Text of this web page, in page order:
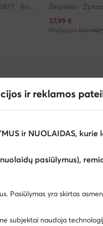
Šlepetės · adilette Aqua GZ5877 · Rožinė
Dabartinė kaina
37,99 €
Mažiausia kaina
ir reklamos
ir NUOLAIDAS, kurie
pasiūlymus),
Pasiūlymas yra skirtas
subjektai naudoja